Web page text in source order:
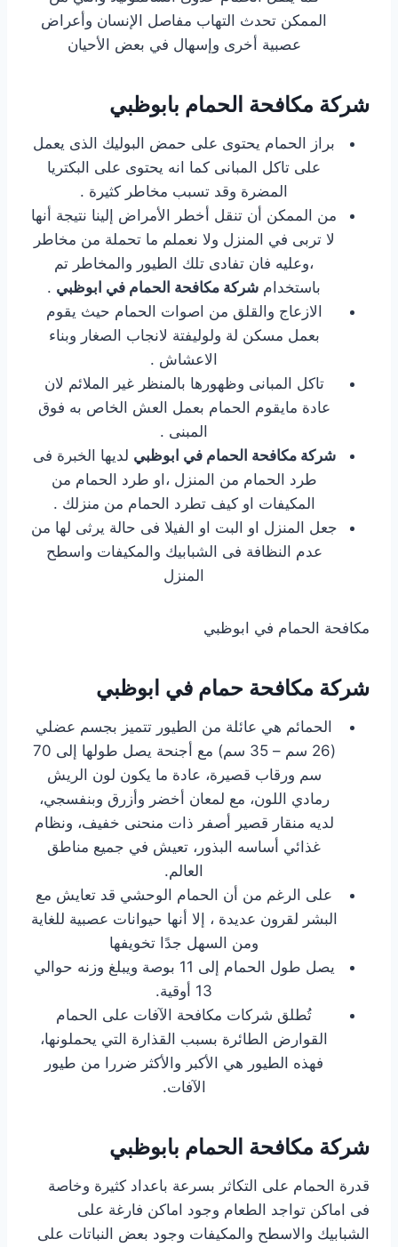
الممكن تحدث التهاب مفاصل الإنسان وأعراض
عصبية أخرى وإسهال في بعض الأحيان
شركة مكافحة الحمام بابوظبي
براز الحمام يحتوى على حمض البوليك الذى يعمل
على تاكل المبانى كما انه يحتوى على البكتريا
المضرة وقد تسبب مخاطر كثيرة .
من الممكن أن تنقل أخطر الأمراض إلينا نتيجة أنها
لا تربى في المنزل ولا نعملم ما تحملة من مخاطر
،وعليه فان تفادى تلك الطيور والمخاطر تم
باستخدام شركة مكافحة الحمام في ابوظبي .
الازعاج والقلق من اصوات الحمام حيث يقوم
بعمل مسكن لة ولوليفتة لانجاب الصغار وبناء
الاعشاش .
تاكل المبانى وظهورها بالمنظر غير الملائم لان
عادة مايقوم الحمام بعمل العش الخاص به فوق
المبنى .
شركة مكافحة الحمام في ابوظبي لديها الخبرة فى
طرد الحمام من المنزل ،او طرد الحمام من
المكيفات او كيف تطرد الحمام من منزلك .
جعل المنزل او البت او الفيلا فى حالة يرثى لها من
عدم النظافة فى الشبابيك والمكيفات واسطح
المنزل
مكافحة الحمام في ابوظبي
شركة مكافحة حمام في ابوظبي
الحمائم هي عائلة من الطيور تتميز بجسم عضلي
(26 سم – 35 سم) مع أجنحة يصل طولها إلى 70
سم ورقاب قصيرة، عادة ما يكون لون الريش
رمادي اللون، مع لمعان أخضر وأزرق وبنفسجي،
لديه منقار قصير أصفر ذات منحنى خفيف، ونظام
غذائي أساسه البذور، تعيش في جميع مناطق
العالم.
على الرغم من أن الحمام الوحشي قد تعايش مع
البشر لقرون عديدة ، إلا أنها حيوانات عصبية للغاية
ومن السهل جدًا تخويفها
يصل طول الحمام إلى 11 بوصة ويبلغ وزنه حوالي
13 أوقية.
تُطلق شركات مكافحة الآفات على الحمام
القوارض الطائرة بسبب القذارة التي يحملونها،
فهذه الطيور هي الأكبر والأكثر ضررا من طيور
الآفات.
شركة مكافحة الحمام بابوظبي
قدرة الحمام على التكاثر بسرعة باعداد كثيرة وخاصة
فى اماكن تواجد الطعام وجود اماكن فارغة على
الشبابيك والاسطح والمكيفات وجود بعض النباتات على